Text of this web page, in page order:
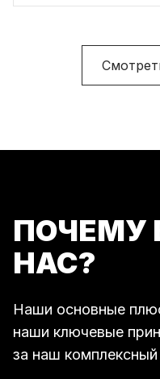
ПОЧЕМУ
НАС?
Наши основные
наши ключевые
за наш